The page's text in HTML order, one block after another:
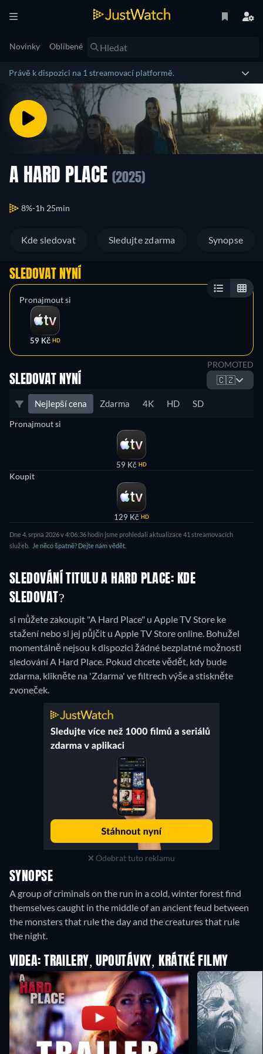
Novinky Oblíbené
Právě k dispozici na 1 streamovací platformě.
A HARD PLACE (2025)
8% 1h 25min
Kde sledovat Sledujte zdarma Synopse
SLEDOVAT NYNÍ
Pronajmout si
59 Kč HD
PROMOTED
SLEDOVAT NYNÍ 🇨🇿
Nejlepší cena Zdarma 4K HD SD
Pronajmout si
59 Kč HD
Koupit
129 Kč HD
Dne 4. srpna 2026 v 4:06:36 hodin jsme prohledali aktualizace 41 streamovacích
služeb.
Je něco špatně? Dejte nám vědět.
SLEDOVÁNÍ TITULU A HARD PLACE: KDE
SLEDOVAT?
si můžete zakoupit "A Hard Place" u Apple TV Store ke
stažení nebo si jej půjčit u Apple TV Store online. Bohužel
momentálně nejsou k dispozici žádné bezplatné možnosti
sledování A Hard Place. Pokud chcete vědět, kdy bude
zdarma, klikněte na 'Zdarma' ve filtrech výše a stiskněte
zvoneček.
Odebrat tuto reklamu
SYNOPSE
A group of criminals on the run in a cold, winter forest find
themselves caught in the middle of an ancient feud between
the monsters that rule the day and the creatures that rule
the night.
VIDEA: TRAILERY, UPOUTÁVKY, KRÁTKÉ FILMY